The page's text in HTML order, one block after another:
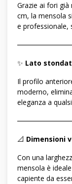
Grazie ai fori già
cm, la mensola
e professionale,
✨ Lato
Il profilo
moderno,
eleganza a
📐 Dimensioni
Con una
mensola è
capiente da